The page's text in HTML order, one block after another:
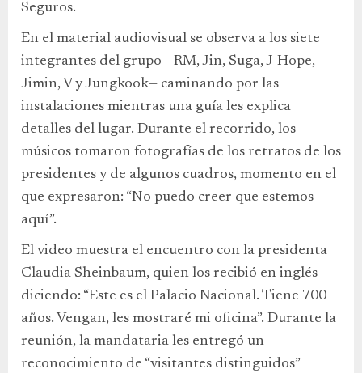
Seguros.
En el material audiovisual se observa a los siete
integrantes del grupo —RM, Jin, Suga, J-Hope,
Jimin, V y Jungkook— caminando por las
instalaciones mientras una guía les explica
detalles del lugar. Durante el recorrido, los
músicos tomaron fotografías de los retratos de los
presidentes y de algunos cuadros, momento en el
que expresaron: “No puedo creer que estemos
aquí”.
El video muestra el encuentro con la presidenta
Claudia Sheinbaum, quien los recibió en inglés
diciendo: “Este es el Palacio Nacional. Tiene 700
años. Vengan, les mostraré mi oficina”. Durante la
reunión, la mandataria les entregó un
reconocimiento de “visitantes distinguidos”